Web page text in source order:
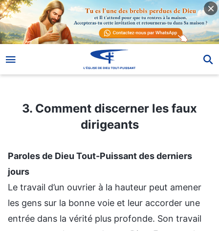
3. Comment discerner les faux dirigeants
3. Comment discerner les faux
dirigeants
Paroles de Dieu Tout-Puissant des derniers
jours
Le travail d’un ouvrier à la hauteur peut amener
les gens sur la bonne voie et leur accorder une
entrée dans la vérité plus profonde. Son travail